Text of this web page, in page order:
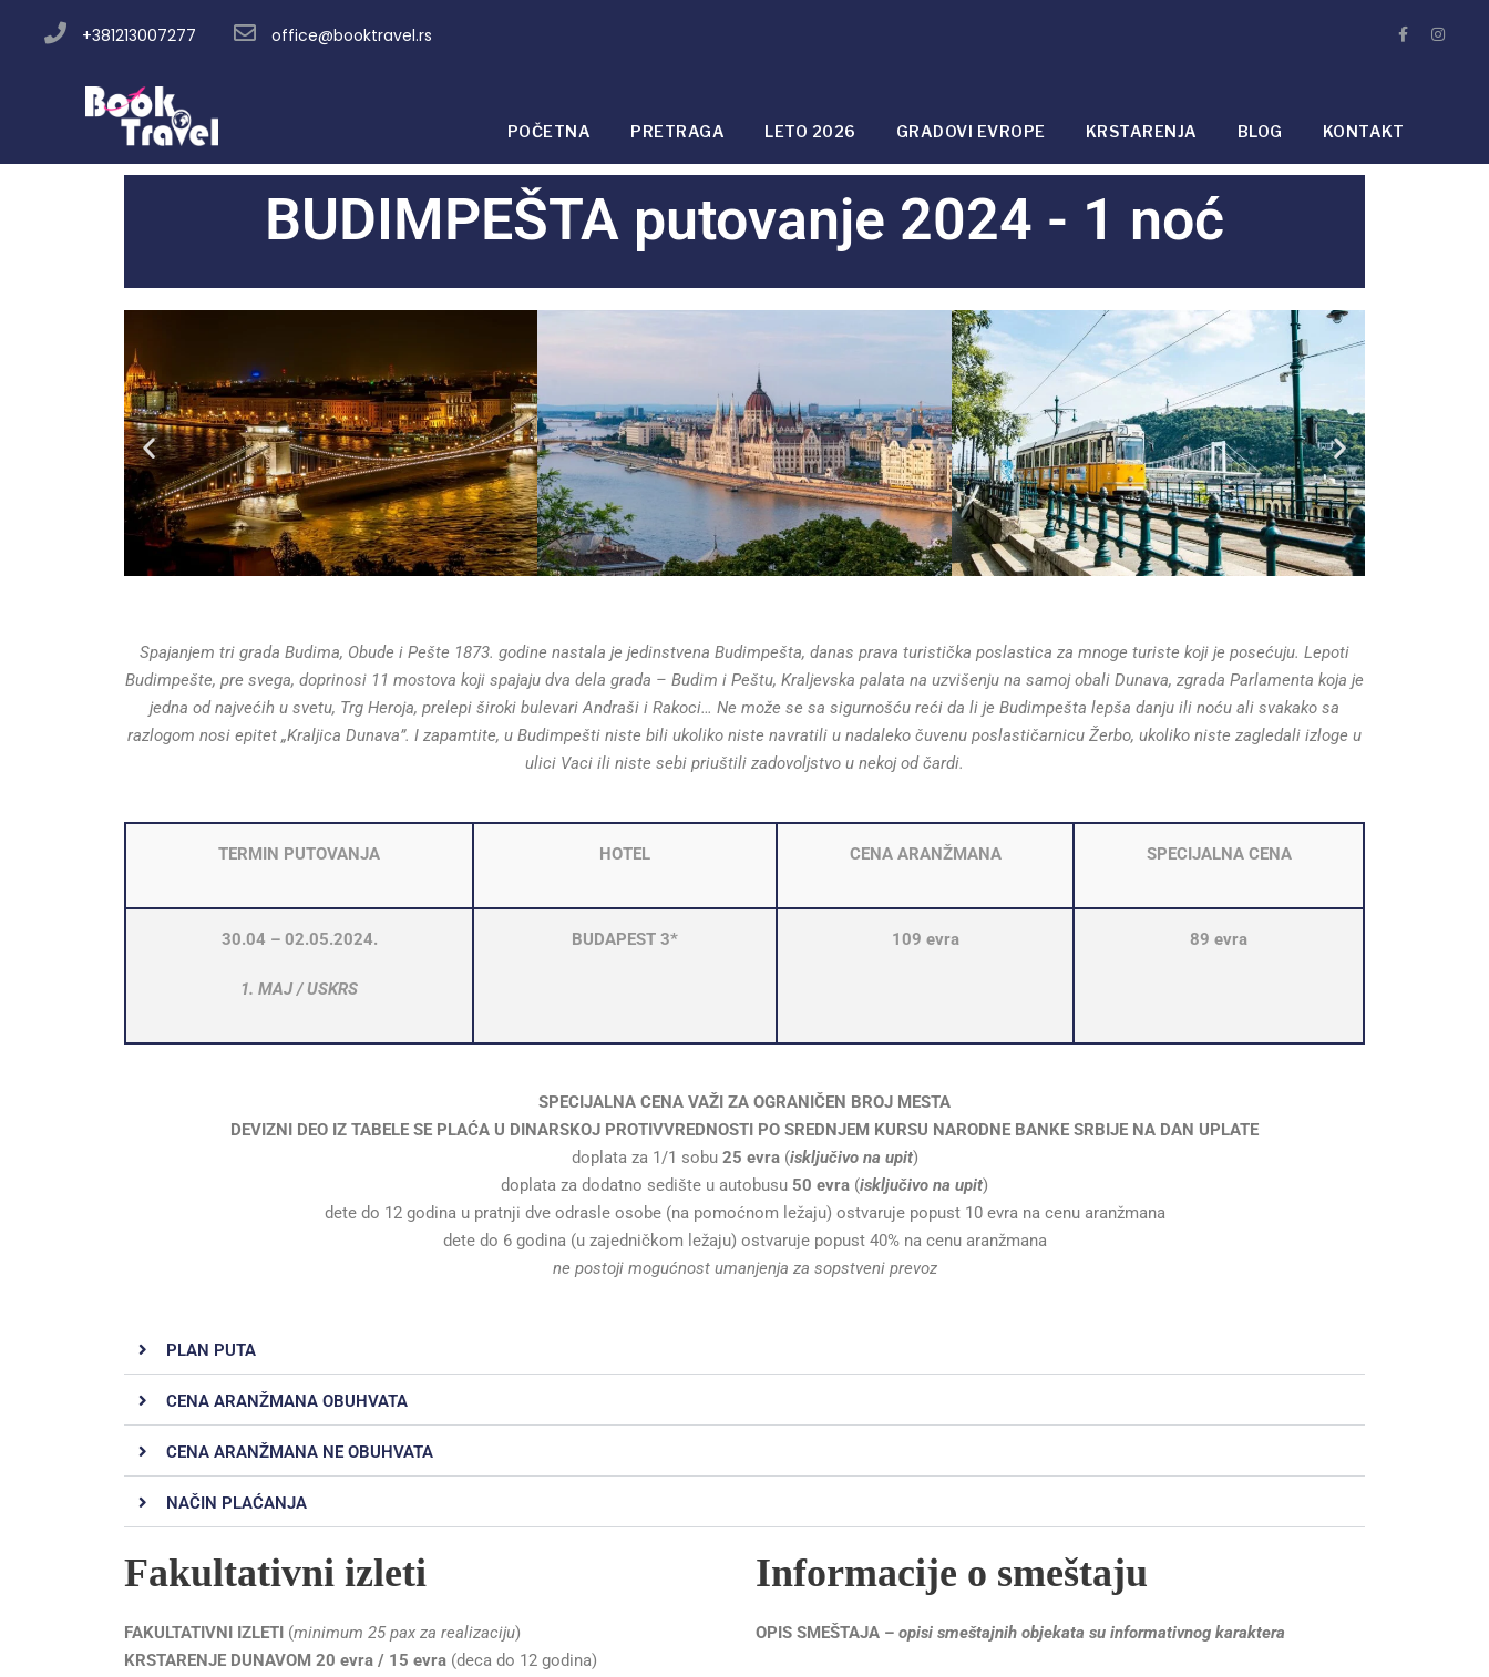
+381213007277 office@booktravel.rs
POČETNA PRETRAGA LETO 2026 GRADOVI EVROPE KRSTARENJA BLOG KONTAKT
BUDIMPEŠTA putovanje 2024 - 1 noć
Spajanjem tri grada Budima, Obude i Pešte 1873. godine nastala je jedinstvena Budimpešta, danas prava turistička poslastica za mnoge turiste koji je posećuju. Lepoti
Budimpešte, pre svega, doprinosi 11 mostova koji spajaju dva dela grada – Budim i Peštu, Kraljevska palata na uzvišenju na samoj obali Dunava, zgrada Parlamenta koja je
jedna od najvećih u svetu, Trg Heroja, prelepi široki bulevari Andraši i Rakoci… Ne može se sa sigurnošću reći da li je Budimpešta lepša danju ili noću ali svakako sa
razlogom nosi epitet „Kraljica Dunava”. I zapamtite, u Budimpešti niste bili ukoliko niste navratili u nadaleko čuvenu poslastičarnicu Žerbo, ukoliko niste zagledali izloge u
ulici Vaci ili niste sebi priuštili zadovoljstvo u nekoj od čardi.
TERMIN PUTOVANJA HOTEL CENA ARANŽMANA SPECIJALNA CENA
30.04 – 02.05.2024.
1. MAJ / USKRS
BUDAPEST 3* 109 evra 89 evra
SPECIJALNA CENA VAŽI ZA OGRANIČEN BROJ MESTA
DEVIZNI DEO IZ TABELE SE PLAĆA U DINARSKOJ PROTIVVREDNOSTI PO SREDNJEM KURSU NARODNE BANKE SRBIJE NA DAN UPLATE
doplata za 1/1 sobu 25 evra(isključivo na upit)
doplata za dodatno sedište u autobusu 50 evra (isključivo na upit)
dete do 12 godina u pratnji dve odrasle osobe (na pomoćnom ležaju) ostvaruje popust 10 evra na cenu aranžmana
dete do 6 godina (u zajedničkom ležaju) ostvaruje popust 40% na cenu aranžmana
ne postoji mogućnost umanjenja za sopstveni prevoz
PLAN PUTA
CENA ARANŽMANA OBUHVATA
CENA ARANŽMANA NE OBUHVATA
NAČIN PLAĆANJA
Fakultativni izleti
FAKULTATIVNI IZLETI (minimum 25 pax za realizaciju)
KRSTARENJE DUNAVOM 20 evra / 15 evra (deca do 12 godina)
Informacije o smeštaju
OPIS SMEŠTAJA – opisi smeštajnih objekata su informativnog karaktera